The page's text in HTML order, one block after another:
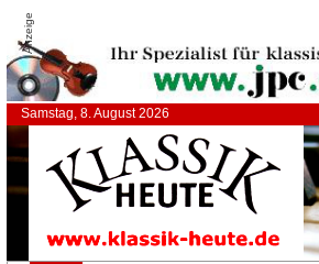
Anzeige
Samstag, 8. August 2026